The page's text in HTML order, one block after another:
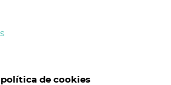
de cookies